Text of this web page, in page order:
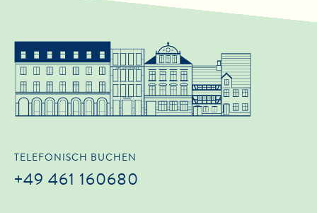
TELEFONISCH BUCHEN
+49 461 160680